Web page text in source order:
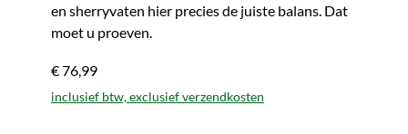
en sherryvaten hier precies de juiste balans. Dat
moet u proeven.
€ 76,99
inclusief btw, exclusief verzendkosten